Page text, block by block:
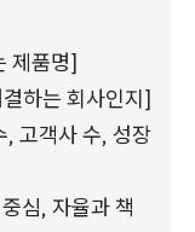
제품명]
하는 회사인지]
, 고객사 수, 성장
심, 자율과 책